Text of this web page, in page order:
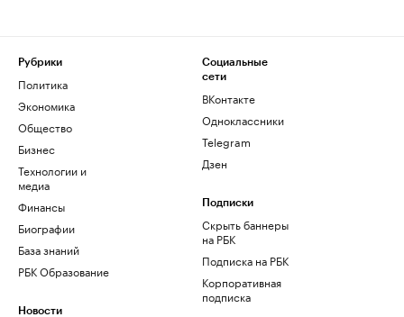
Рубрики
Политика
Экономика
Общество
Бизнес
Технологии и
медиа
Финансы
Биографии
База знаний
РБК Образование
Новости
Социальные
сети
ВКонтакте
Одноклассники
Telegram
Дзен
Подписки
Скрыть баннеры
на РБК
Подписка на РБК
Корпоративная
подписка